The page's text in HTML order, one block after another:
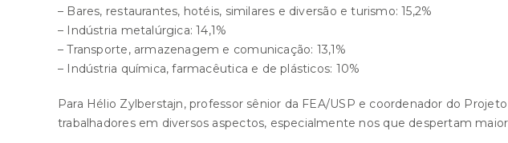
– Bares, restaurantes, hotéis, similares e diversão e turismo: 15,2%
– Indústria metalúrgica: 14,1%
– Transporte, armazenagem e comunicação: 13,1%
– Indústria química, farmacêutica e de plásticos: 10%
Para Hélio Zylberstajn, professor sênior da FEA/USP e coordenador do
trabalhadores em diversos aspectos, especialmente nos que despertam